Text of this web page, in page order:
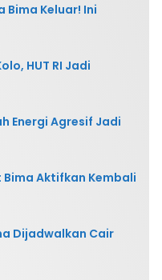
Bima Keluar! Ini
HUT RI Jadi
Energi Agresif Jadi
Aktifkan Kembali
Dijadwalkan Cair